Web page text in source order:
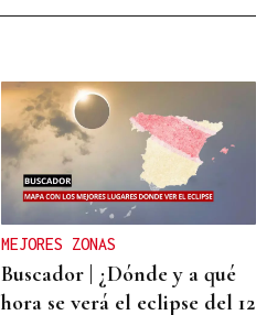
MEJORES ZONAS
Buscador | ¿Dónde y a qué
hora se verá el eclipse del 12